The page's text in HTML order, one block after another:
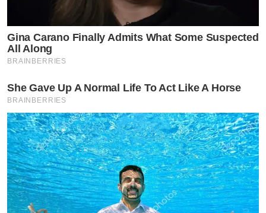
Gina Carano Finally Admits What Some Suspected
All Along
BRAINBERRIES
She Gave Up A Normal Life To Act Like A Horse
BRAINBERRIES